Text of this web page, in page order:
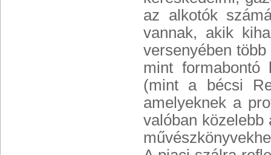
az alkotók
vannak, akik
versenyében
mint formabontó
(mint a bécsi
amelyeknek a
valóban közelebb